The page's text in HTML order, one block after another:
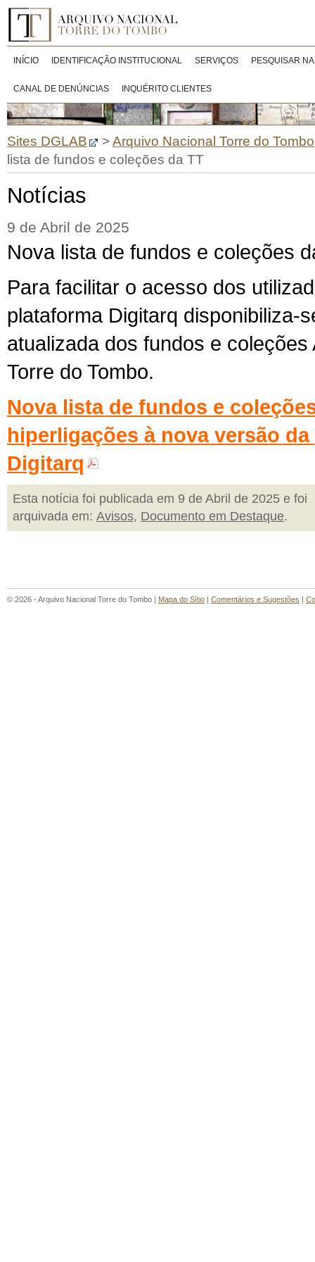
INÍCIO IDENTIFICAÇÃO INSTITUCIONAL SERVIÇOS PESQUISAR
CANAL DE DENÚNCIAS INQUÉRITO CLIENTES
Sites DGLAB >Arquivo Nacional Torre do Tombo
lista de fundos e coleções da TT
Notícias
9 de Abril de 2025
Nova lista de fundos e coleções
Para facilitar o acesso dos
plataforma Digitarq disponibiliza-
atualizada dos fundos e coleções
Torre do Tombo.
Nova lista de fundos e
hiperligações à nova versão
Digitarq
Esta notícia foi publicada em 9 de Abril de 2025 e foi
arquivada em: Avisos, Documento em Destaque.
© 2026 - Arquivo Nacional Torre do Tombo | Mapa do Sítio | Comentários e Sugestões |